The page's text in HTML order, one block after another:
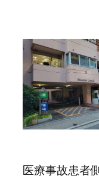
医療事故患者